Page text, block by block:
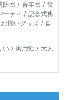
防団 / 青年団 / 警
ティ / 記念式典
揃いグッズ / 自
い / 実用性 / 大人